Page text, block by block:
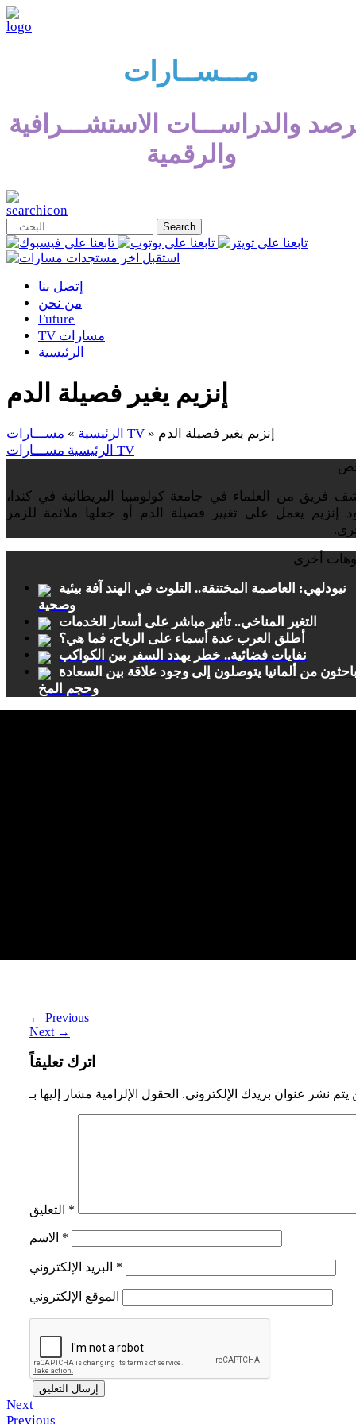
مـــســارات
والدراســـات الاستشـــرافية
والرقمية
إتصل بنا
من نحن
Future
TV مسارات
الرئيسية
إنزيم يغير فصيلة الدم
الرئيسية » مســـارات TV » إنزيم يغير فصيلة الدم
الرئيسية مســـارات TV
فريق من العلماء في جامعة كولومبيا البريطانية في كندا،
إنزيم يعمل على تغيير فصيلة الدم أو جعلها ملائمة للزمر
أخرى
نيودلهي: العاصمة المختنقة.. التلوث في الهند آفة بيئية
وصحية
التغير المناخي.. تأثير مباشر على أسعار الخدمات
أطلق العرب عدة أسماء على الرياح، فما هي؟
نفايات فضائية.. خطر يهدد السفر بين الكواكب
من ألمانيا يتوصلون إلى وجود علاقة بين السعادة
وحجم المخ
← Previous
Next →
اترك تعليقاً
يتم نشر عنوان بريدك الإلكتروني.
*
*
*
الموقع الإلكتروني
Next
Previous